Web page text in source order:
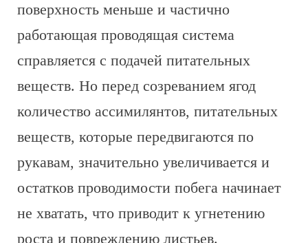
поверхность меньше и частично
работающая проводящая система
справляется с подачей питательных
веществ. Но перед созреванием ягод
количество ассимилянтов, питательных
веществ, которые передвигаются по
рукавам, значительно увеличивается и
остатков проводимости побега начинает
не хватать, что приводит к угнетению
роста и повреждению листьев.